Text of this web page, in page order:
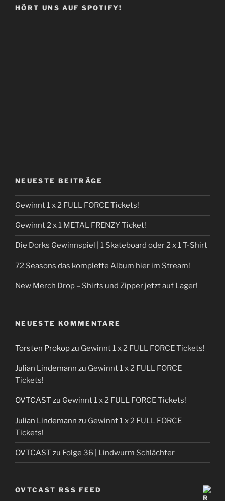
HÖRT UNS AUF SPOTIFY!
NEUESTE BEITRÄGE
Gewinnt 1 x 2 FULL FORCE Tickets!
Gewinnt 2 x 1 METAL FRENZY Ticket!
Die Dorks Gewinnspiel | 1 Skateboard oder 2 x 1 T-Shirt
72 Seasons das komplette Album hier im Stream!
New Merch Drop – Shirts und Zipper jetzt auf Lager!
NEUESTE KOMMENTARE
Torsten Prokopzu Gewinnt 1 x 2 FULL FORCE Tickets!
Julian Lindemann zu Gewinnt 1 x 2 FULL FORCE
Tickets!
OVTCAST zu Gewinnt 1 x 2 FULL FORCE Tickets!
Julian Lindemann zu Gewinnt 1 x 2 FULL FORCE
Tickets!
OVTCAST zu Folge 36 | Lindwurm Schlächter
OVTCAST RSS FEED